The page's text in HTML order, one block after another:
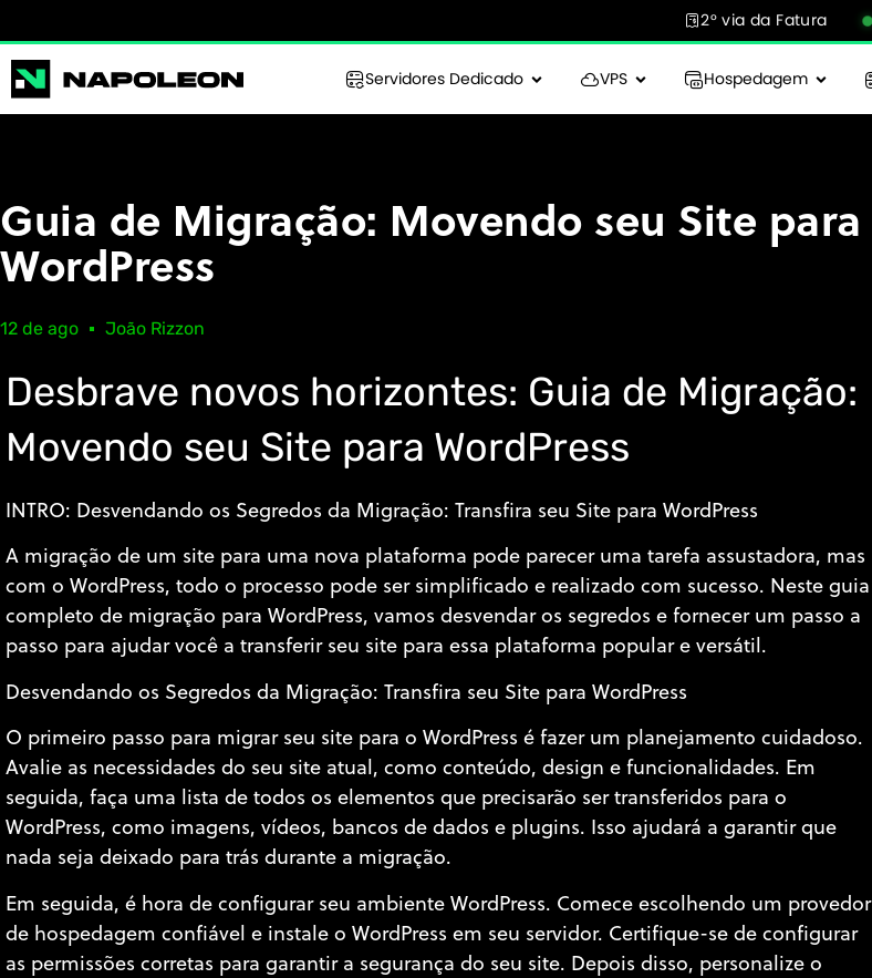
2° via da Fatura
Servidores Dedicado VPS Hospedagem
Guia de Migração: Movendo seu Site para
WordPress
12 de ago João Rizzon
Desbrave novos horizontes: Guia de Migração:
Movendo seu Site para WordPress
INTRO: Desvendando os Segredos da Migração: Transfira seu Site para WordPress
A migração de um site para uma nova plataforma pode parecer uma tarefa assustadora, mas
com o WordPress, todo o processo pode ser simplificado e realizado com sucesso. Neste guia
completo de migração para WordPress, vamos desvendar os segredos e fornecer um passo a
passo para ajudar você a transferir seu site para essa plataforma popular e versátil.
Desvendando os Segredos da Migração: Transfira seu Site para WordPress
O primeiro passo para migrar seu site para o WordPress é fazer um planejamento cuidadoso.
Avalie as necessidades do seu site atual, como conteúdo, design e funcionalidades. Em
seguida, faça uma lista de todos os elementos que precisarão ser transferidos para o
WordPress, como imagens, vídeos, bancos de dados e plugins. Isso ajudará a garantir que
nada seja deixado para trás durante a migração.
Em seguida, é hora de configurar seu ambiente WordPress. Comece escolhendo um provedor
de hospedagem confiável e instale o WordPress em seu servidor. Certifique-se de configurar
as permissões corretas para garantir a segurança do seu site. Depois disso, personalize o